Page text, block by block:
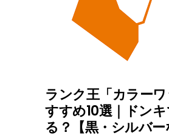
ランク王「カラー
すすめ10選｜ドン
る？【黒・シルバー